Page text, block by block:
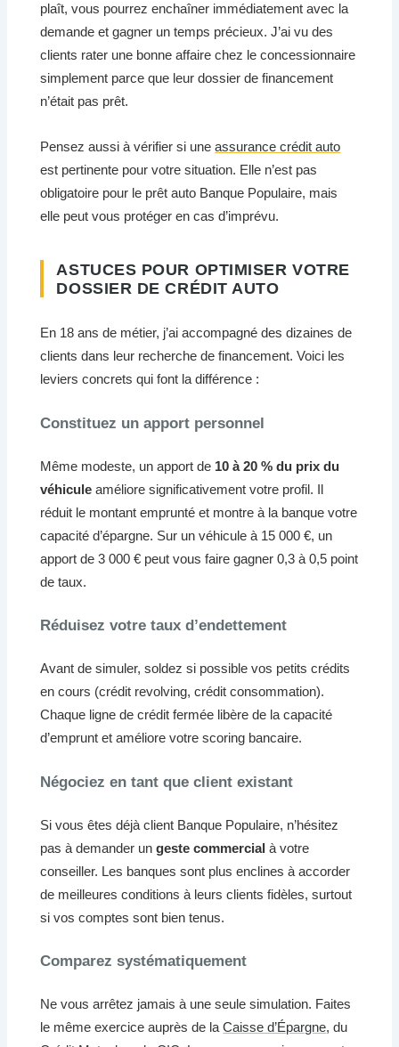
plaît, vous pourrez enchaîner immédiatement avec la
demande et gagner un temps précieux. J’ai vu des
clients rater une bonne affaire chez le concessionnaire
simplement parce que leur dossier de financement
n’était pas prêt.
Pensez aussi à vérifier si uneassurance crédit auto
est pertinente pour votre situation. Elle n’est pas
obligatoire pour le prêt auto Banque Populaire, mais
elle peut vous protéger en cas d’imprévu.
ASTUCES POUR OPTIMISER VOTRE
DOSSIER DE CRÉDIT AUTO
En 18 ans de métier, j’ai accompagné des dizaines de
clients dans leur recherche de financement. Voici les
leviers concrets qui font la différence :
Constituez un apport personnel
Même modeste, un apport de 10 à 20 % du prix du
véhicule améliore significativement votre profil. Il
réduit le montant emprunté et montre à la banque votre
capacité d’épargne. Sur un véhicule à 15 000 €, un
apport de 3 000 € peut vous faire gagner 0,3 à 0,5 point
de taux.
Réduisez votre taux d’endettement
Avant de simuler, soldez si possible vos petits crédits
en cours (crédit revolving, crédit consommation).
Chaque ligne de crédit fermée libère de la capacité
d’emprunt et améliore votre scoring bancaire.
Négociez en tant que client existant
Si vous êtes déjà client Banque Populaire, n’hésitez
pas à demander ungeste commercial à votre
conseiller. Les banques sont plus enclines à accorder
de meilleures conditions à leurs clients fidèles, surtout
si vos comptes sont bien tenus.
Comparez systématiquement
Ne vous arrêtez jamais à une seule simulation. Faites
le même exercice auprès de laCaisse d’Épargne, du